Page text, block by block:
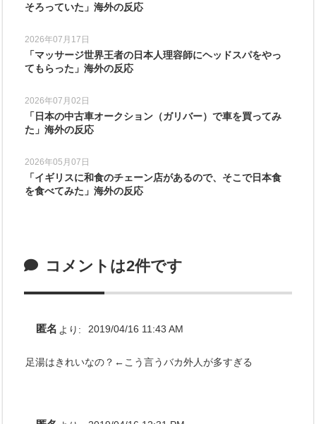
そろっていた」海外の反応
2026年07月17日
「マッサージ世界王者の日本人理容師にヘッドスパをやっ
てもらった」海外の反応
2026年07月02日
「日本の中古車オークション（ガリバー）で車を買ってみ
た」海外の反応
2026年05月07日
「イギリスに和食のチェーン店があるので、そこで日本食
を食べてみた」海外の反応
コメントは2件です
匿名 より: 2019/04/16 11:43 AM
足湯はきれいなの？←こう言うバカ外人が多すぎる